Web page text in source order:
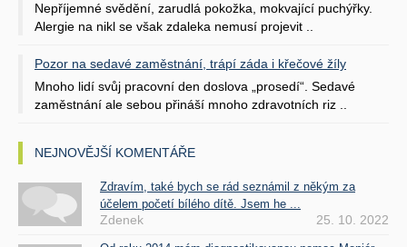
Nepříjemné svědění, zarudlá pokožka, mokvající puchýřky.
Alergie na nikl se však zdaleka nemusí projevit ..
Pozor na sedavé zaměstnání, trápí záda i křečové žíly
Mnoho lidí svůj pracovní den doslova „prosedí“. Sedavé
zaměstnání ale sebou přináší mnoho zdravotních riz ..
NEJNOVĚJŠÍ KOMENTÁŘE
Zdravím, také bych se rád seznámil z někým za
účelem početí bílého dítě. Jsem he ...
Zdenek 25. 10. 2022